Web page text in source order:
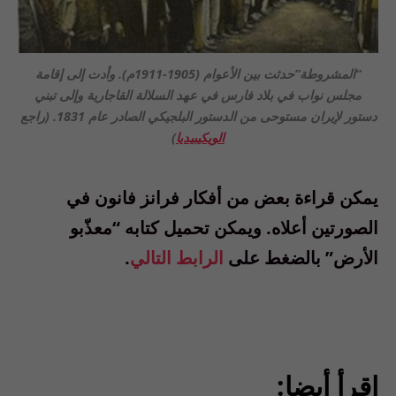
“المشروطة”حدثت بين الأعوام (1905-1911م). وأدت إلى إقامة
مجلس نواب في بلاد فارس في عهد السلالة القاجارية وإلى تبني
دستور لإيران مستوحى من الدستور البلجيكي الصادر عام 1831. (راجع
الويكيبيديا)
يمكن قراءة بعض من أفكار فرانز فانون في
الصورتين أعلاه. ويمكن تحميل كتابه “معذّبو
الأرض” بالضغط على الرابط التالي.
إقرأ أيضا: